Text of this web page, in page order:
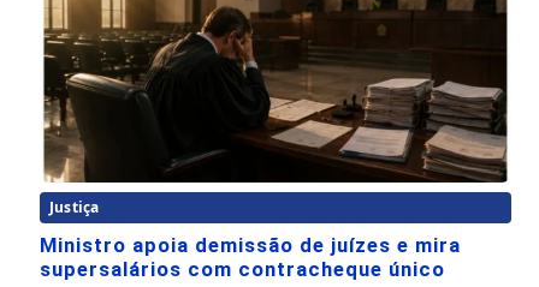
Justiça
Ministro apoia demissão de juízes e mira
supersalários com contracheque único